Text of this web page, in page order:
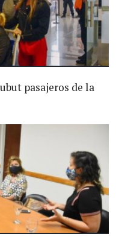
pasajeros de la